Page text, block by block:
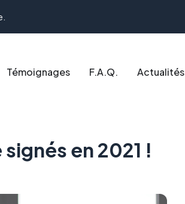
Témoignages F.A.Q. Actualités
en 2021 !